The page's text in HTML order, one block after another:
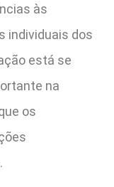
às
individuais dos
está se
na
os